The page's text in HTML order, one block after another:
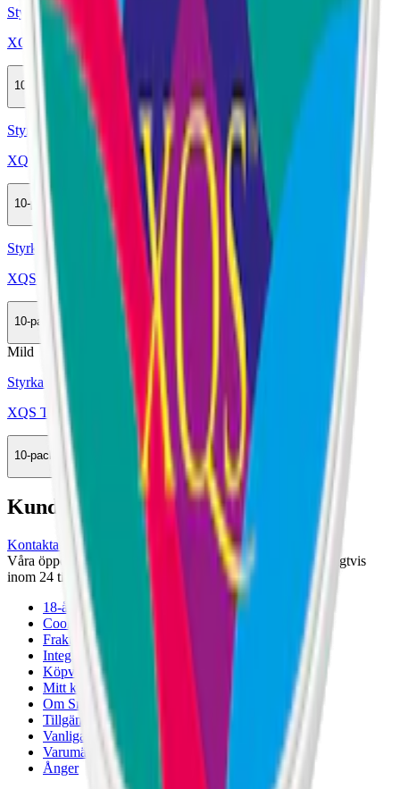
Styrka Normal · Slim
XQS Tropical 8 mg 4
10-pack
349 kr
Styrka Normal · Slim
XQS Strawberry Kiwi 8 mg 4
10-pack
349,50 kr
Styrka Normal · Slim
XQS Twin Apple 8 mg 4
10-pack
349 kr
Köp
Mild
Styrka Mild · Slim
XQS Tropical 4 mg 2
10-pack
349 kr
Köp
Kundservice
Kontakta oss
Våra öppettider är: Alla dagar 08:00 - 18:00 Vi svarar vanligtvis
inom 24 timmar på vardagar.
18-årsgräns
Cookiepolicy
Frakt- och leveransvillkor
Integritetspolicy
Köpvillkor
Mitt konto
Om Snuset.se
Tillgänglighetsredogörelse
Vanliga frågor
Varumärken
Ånger